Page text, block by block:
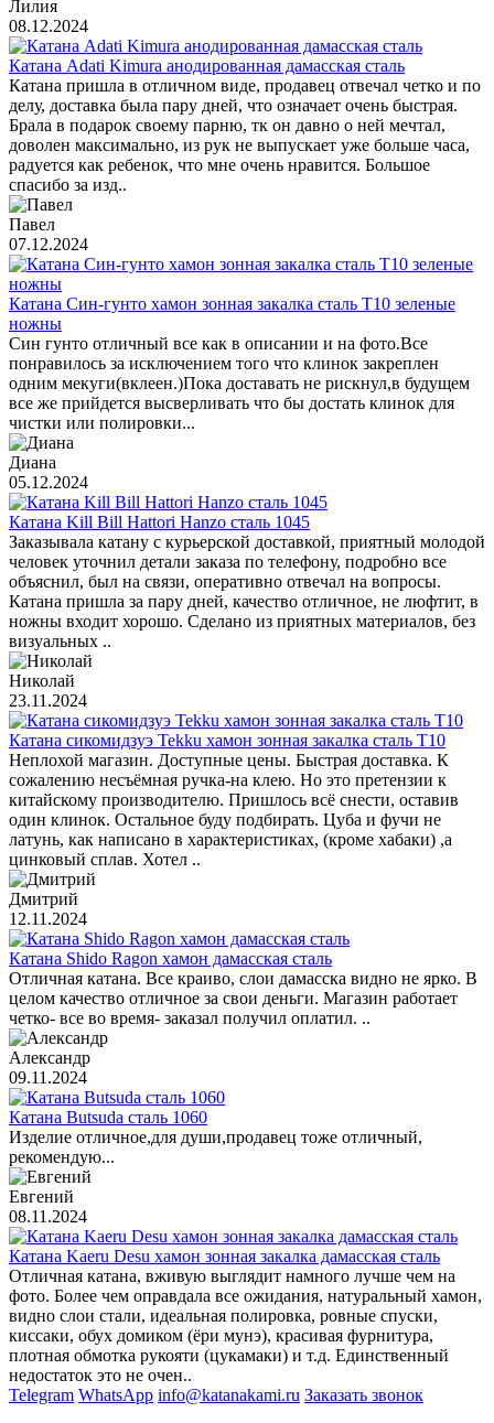
Лилия
08.12.2024
Катана Adati Kimura анодированная дамасская сталь
Катана пришла в отличном виде, продавец отвечал четко и по
делу, доставка была пару дней, что означает очень быстрая.
Брала в подарок своему парню, тк он давно о ней мечтал,
доволен максимально, из рук не выпускает уже больше часа,
радуется как ребенок, что мне очень нравится. Большое
спасибо за изд..
Павел
07.12.2024
Катана Син-гунто хамон зонная закалка сталь T10 зеленые
ножны
Син гунто отличный все как в описании и на фото.Все
понравилось за исключением того что клинок закреплен
одним мекуги(вклеен.)Пока доставать не рискнул,в будущем
все же прийдется высверливать что бы достать клинок для
чистки или полировки...
Диана
05.12.2024
Катана Kill Bill Hattori Hanzo сталь 1045
Заказывала катану с курьерской доставкой, приятный молодой
человек уточнил детали заказа по телефону, подробно все
объяснил, был на связи, оперативно отвечал на вопросы.
Катана пришла за пару дней, качество отличное, не люфтит, в
ножны входит хорошо. Сделано из приятных материалов, без
визуальных ..
Николай
23.11.2024
Катана сикомидзуэ Tekku хамон зонная закалка сталь T10
Неплохой магазин. Доступные цены. Быстрая доставка. К
сожалению несъёмная ручка-на клею. Но это претензии к
китайскому производителю. Пришлось всё снести, оставив
один клинок. Остальное буду подбирать. Цуба и фучи не
латунь, как написано в характеристиках, (кроме хабаки) ,а
цинковый сплав. Хотел ..
Дмитрий
12.11.2024
Катана Shido Ragon хамон дамасская сталь
Отличная катана. Все краиво, слои дамасска видно не ярко. В
целом качество отличное за свои деньги. Магазин работает
четко- все во время- заказал получил оплатил. ..
Александр
09.11.2024
Катана Butsuda сталь 1060
Изделие отличное,для души,продавец тоже отличный,
рекомендую...
Евгений
08.11.2024
Катана Kaeru Desu хамон зонная закалка дамасская сталь
Отличная катана, вживую выглядит намного лучше чем на
фото. Более чем оправдала все ожидания, натуральный хамон,
видно слои стали, идеальная полировка, ровные спуски,
киссаки, обух домиком (ёри мунэ), красивая фурнитура,
плотная обмотка рукояти (цукамаки) и т.д. Единственный
недостаток это не очен..
Telegram WhatsApp info@katanakami.ru Заказать звонок